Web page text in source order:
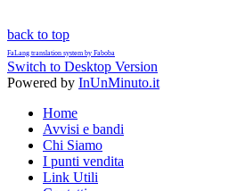
back to top
FaLang translation system by Faboba
Switch to Desktop Version
Powered by InUnMinuto.it
Home
Avvisi e bandi
Chi Siamo
I punti vendita
Link Utili